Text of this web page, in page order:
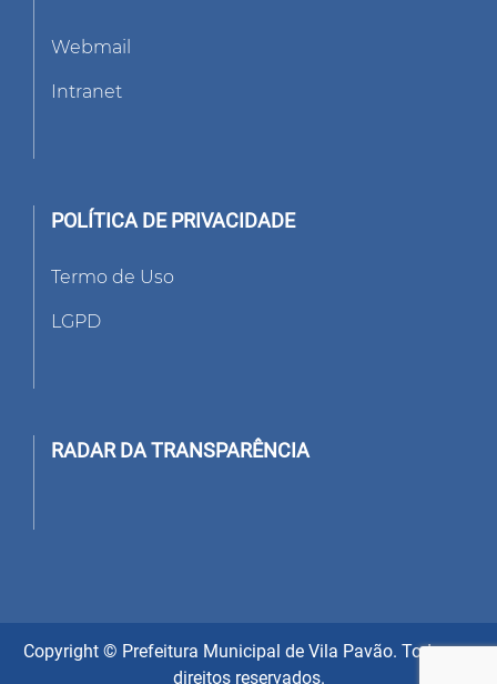
Webmail
Intranet
POLÍTICA DE PRIVACIDADE
Termo de Uso
LGPD
RADAR DA TRANSPARÊNCIA
Copyright © Prefeitura Municipal de Vila Pavão. Todos os
direitos reservados.